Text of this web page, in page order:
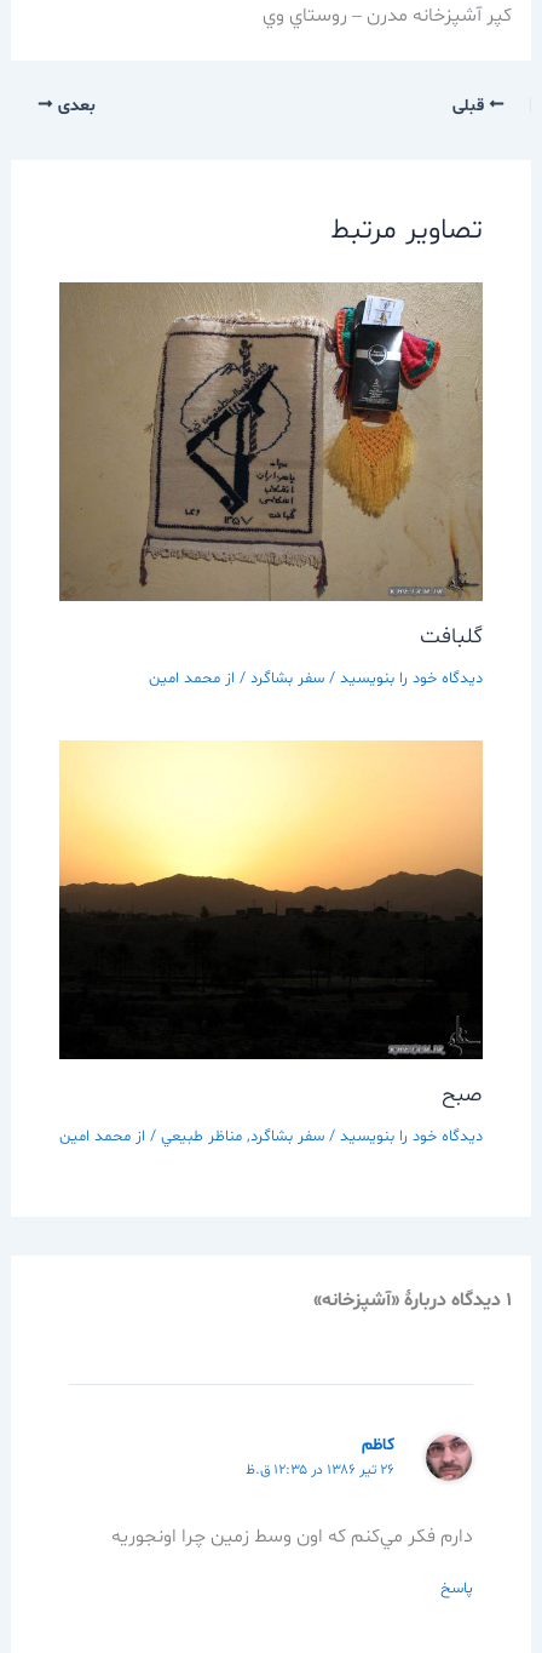
كپر آشپزخانه مدرن – روستاي وي
قبلی بعدی
تصاویر مرتبط
گلبافت
دیدگاه‌ خود را بنویسید / سفر بشاگرد/ از محمد امین
صبح
دیدگاه‌ خود را بنویسید / سفر بشاگرد, مناظر طبيعي/ از محمد امین
1 دیدگاه دربارهٔ «آشپزخانه»
كاظم
۲۶ تیر ۱۳۸۶ در ۱۲:۳۵ ق.ظ
دارم فكر مي‌كنم كه اون وسط زمين چرا اونجوريه
پاسخ